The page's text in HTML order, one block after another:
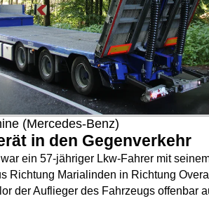
(Mercedes-Benz)
in den Gegenverkehr
ein 57-jähriger Lkw-Fahrer mit
Richtung Marialinden in Richtung
der Auflieger des Fahrzeugs offenbar